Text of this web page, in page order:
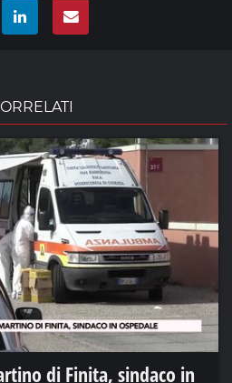
di Finita, sindaco in